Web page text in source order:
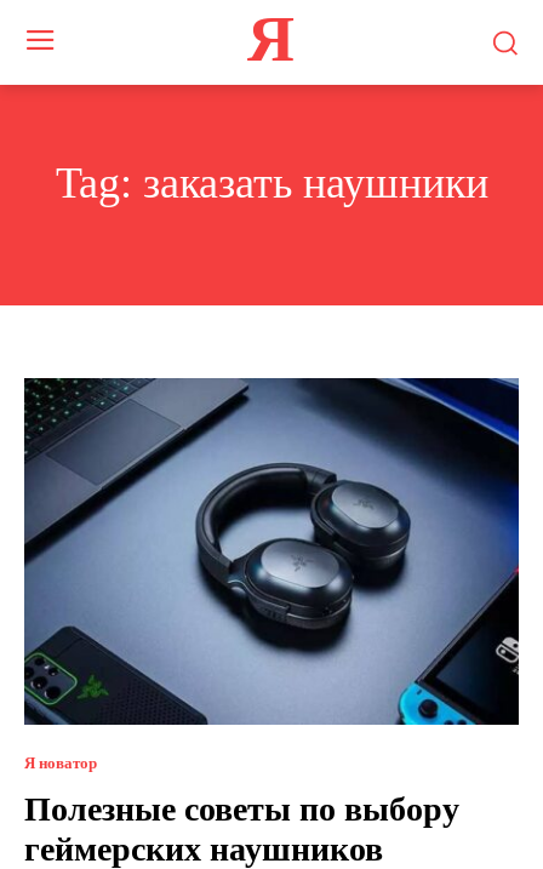
Я
Tag: заказать наушники
Я новатор
Полезные советы по выбору
геймерских наушников